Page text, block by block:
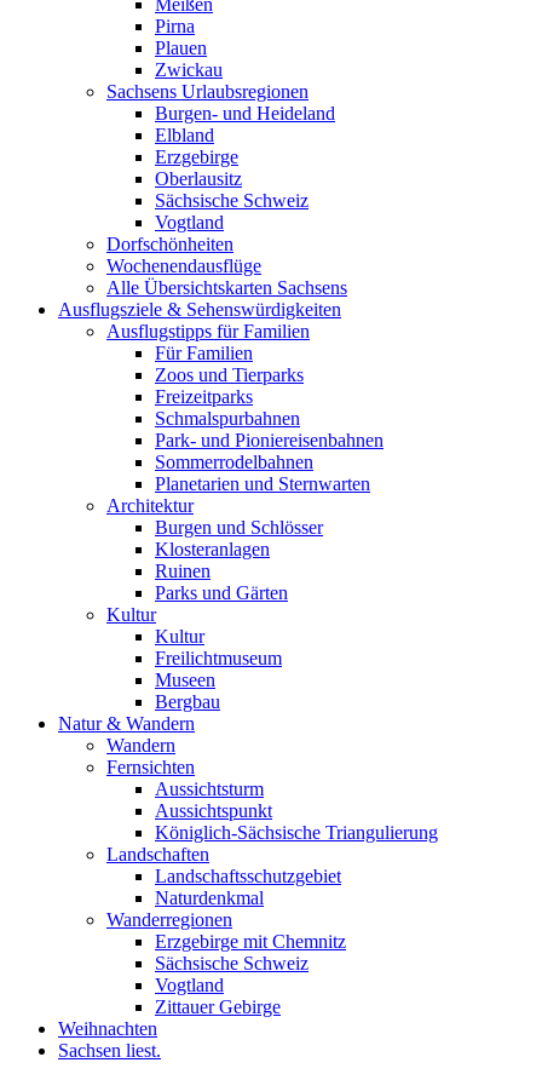
Meißen
Pirna
Plauen
Zwickau
Sachsens Urlaubsregionen
Burgen- und Heideland
Elbland
Erzgebirge
Oberlausitz
Sächsische Schweiz
Vogtland
Dorfschönheiten
Wochenendausflüge
Alle Übersichtskarten Sachsens
Ausflugsziele & Sehenswürdigkeiten
Ausflugstipps für Familien
Für Familien
Zoos und Tierparks
Freizeitparks
Schmalspurbahnen
Park- und Pioniereisenbahnen
Sommerrodelbahnen
Planetarien und Sternwarten
Architektur
Burgen und Schlösser
Klosteranlagen
Ruinen
Parks und Gärten
Kultur
Kultur
Freilichtmuseum
Museen
Bergbau
Natur & Wandern
Wandern
Fernsichten
Aussichtsturm
Aussichtspunkt
Königlich-Sächsische Triangulierung
Landschaften
Landschaftsschutzgebiet
Naturdenkmal
Wanderregionen
Erzgebirge mit Chemnitz
Sächsische Schweiz
Vogtland
Zittauer Gebirge
Weihnachten
Sachsen liest.